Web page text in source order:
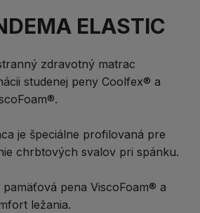
ELASTIC
zdravotný matrac
studenej peny Coolfex® a
je špeciálne profilovaná pre
chrbtových svalov pri spánku.
pena ViscoFoam® a
ležania.